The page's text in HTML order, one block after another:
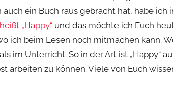
auch ein Buch raus gebracht hat, habe ich
„Happy“ und das möchte ich Euch
ich beim Lesen noch mitmachen kann.
im Unterricht. So in der Art ist „Happy“
arbeiten zu können. Viele von Euch